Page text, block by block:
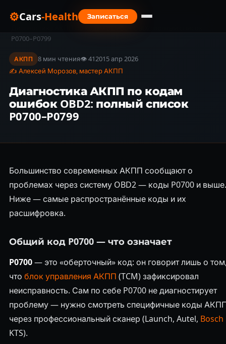
⚙Cars-Health Записаться
Главная › Блог ›
P0700–P0799
АКПП 8 мин чтения👁 412015 апр 2026
✍ Алексей Морозов, мастер АКПП
Диагностика АКПП по кодам
ошибок OBD2: полный список
P0700–P0799
Большинство современных АКПП сообщают о
проблемах через систему OBD2 — коды P0700 и выше.
Ниже — самые распространённые коды и их
расшифровка.
Общий код P0700 — что означает
P0700— это «оберточный» код: он говорит лишь о
что блок управления АКПП (TCM) зафиксировал
неисправность. Сам по себе P0700 не диагностирует
проблему — нужно смотреть специфичные коды
через профессиональный сканер (Launch, Autel, Bosch
KTS).